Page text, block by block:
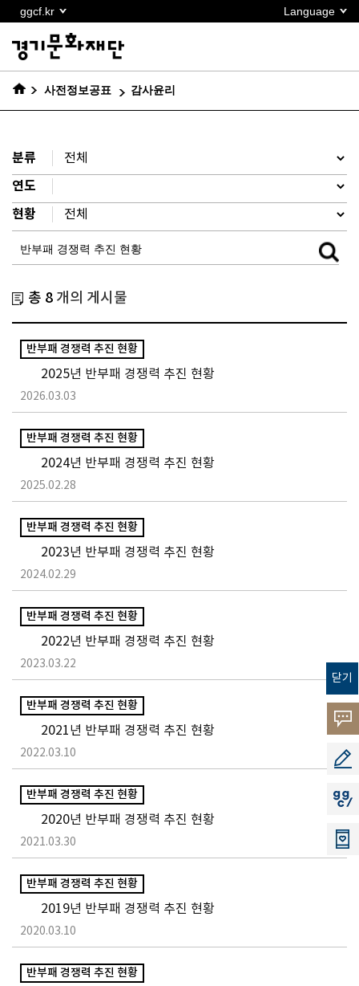
바로가기
ggcf.kr Language
닫기
고객의
소리
공모
지지
사전정보공표 감사윤리
분류
연도
현황
총 8 개의 게시물
반부패 경쟁력 추진 현황
2025년 반부패 경쟁력 추진 현황
2026.03.03
반부패 경쟁력 추진 현황
2024년 반부패 경쟁력 추진 현황
2025.02.28
반부패 경쟁력 추진 현황
2023년 반부패 경쟁력 추진 현황
2024.02.29
반부패 경쟁력 추진 현황
2022년 반부패 경쟁력 추진 현황
2023.03.22
반부패 경쟁력 추진 현황
2021년 반부패 경쟁력 추진 현황
2022.03.10
반부패 경쟁력 추진 현황
2020년 반부패 경쟁력 추진 현황
2021.03.30
반부패 경쟁력 추진 현황
2019년 반부패 경쟁력 추진 현황
2020.03.10
반부패 경쟁력 추진 현황